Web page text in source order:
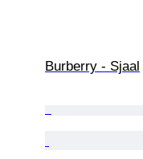
Burberry - Sjaal